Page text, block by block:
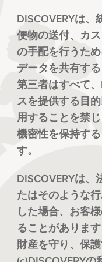
DISCOVERYは
便物の送付、カ
の手配を行うた
データを共有す
第三者はすべて
スを提供する目
用することを禁
機密性を保持す
す。
DISCOVERYは、
たはそのような
した場合、お客
ることがありま
財産を守り、保